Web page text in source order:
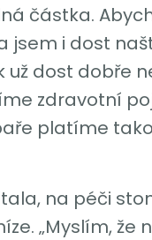
částka.
jsem i dost
už dost dobře
zdravotní
platíme
na péči
„Myslím, že